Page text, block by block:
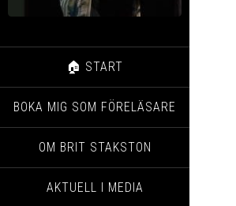
🏠 START
BOKA MIG SOM FÖRELÄSARE
OM BRIT STAKSTON
AKTUELL I MEDIA